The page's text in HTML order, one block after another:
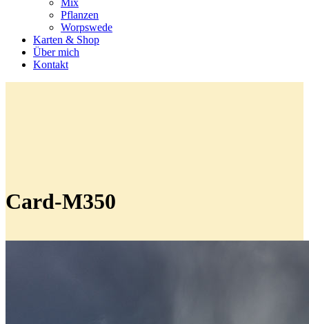
Mix
Pflanzen
Worpswede
Karten & Shop
Über mich
Kontakt
Card-M350